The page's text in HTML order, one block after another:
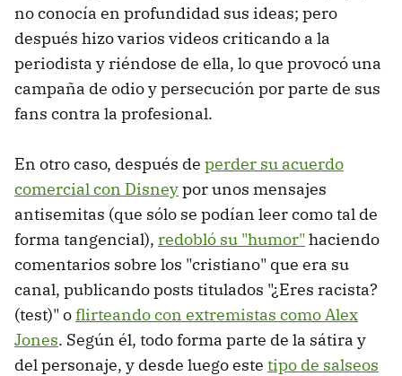
no conocía en profundidad sus ideas; pero
después hizo varios videos criticando a la
periodista y riéndose de ella, lo que provocó una
campaña de odio y persecución por parte de sus
fans contra la profesional.
En otro caso, después de perder su acuerdo
comercial con Disneypor unos mensajes
antisemitas (que sólo se podían leer como tal de
forma tangencial), redobló su "humor" haciendo
comentarios sobre los "cristiano" que era su
canal, publicando posts titulados "¿Eres racista?
(test)" oflirteando con extremistas como Alex
Jones. Según él, todo forma parte de la sátira y
del personaje, y desde luego este tipo de salseos